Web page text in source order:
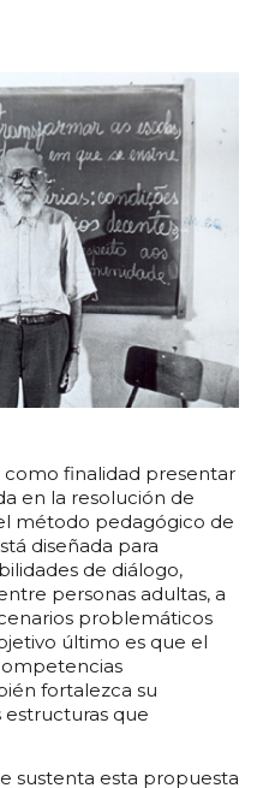
finalidad presentar
en la resolución de
método pedagógico de
diseñada para
de diálogo,
personas adultas, a
problemáticos
último es que el
fortalezca su
que
sustenta esta propuesta